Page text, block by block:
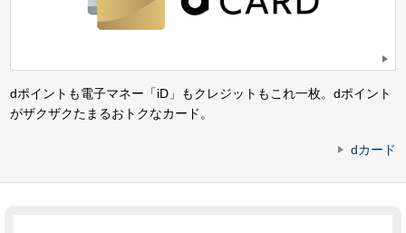
dポイントも電子マネー「iD」もクレジットもこれ一枚。dポイント
がザクザクたまるおトクなカード。
dカード